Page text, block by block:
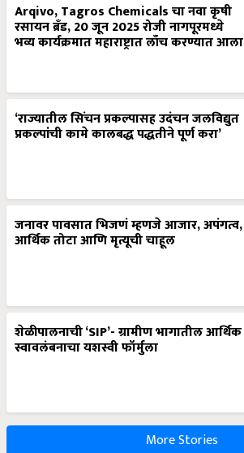
Arqivo, Tagros Chemicals चा नवा कृषी
रसायन ब्रँड, 20 जून 2025 रोजी नागपूरमध्ये
भव्य कार्यक्रमात महाराष्ट्रात लाँच करण्यात आला
‘राज्यातील सिंचन प्रकल्पासह उदंचन जलविद्युत
प्रकल्पांची कामे कालबद्ध पद्धतीने पूर्ण करा’
जनावर पावसात भिजणं म्हणजे आजार, अपंगत्व,
आर्थिक तोटा आणि मृत्यूची चाहूल
शेळीपालनाची ‘SIP’- ग्रामीण भागातील आर्थिक
स्वावलंबनाचा यशस्वी फॉर्मुला
More Stories